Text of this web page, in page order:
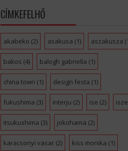
CÍMKEFELHŐ
akabeko (2) asakusa (1) aszakusza
bakos (4) balogh gabriella (1)
china town (1) design festa (1)
fukushima (3) interju (2) ise (2) isze
itsukushima (3) jokohama (2)
karacsonyi vasar(2) kiss monika (1)